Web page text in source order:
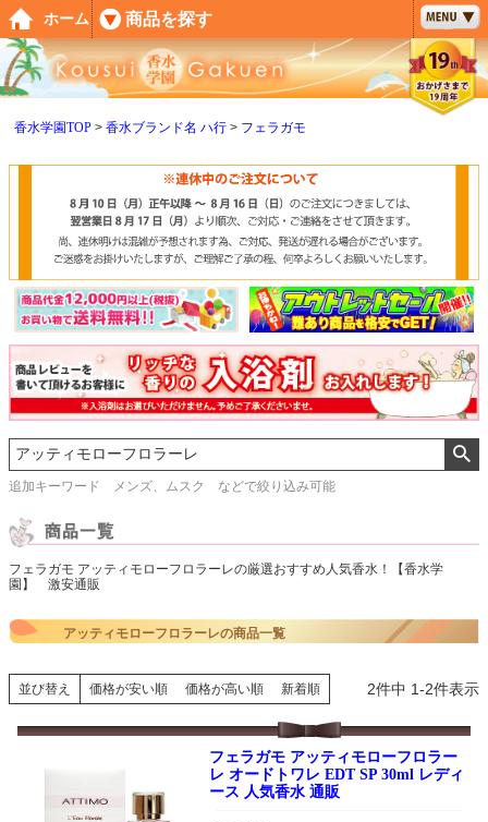
香水学園TOP 香水ブランド名 ハ行 フェラガモ
追加キーワード メンズ、ムスク などで絞り込み可能
フェラガモ アッティモローフロラーレの厳選おすすめ人気香水！【香水学
園】 激安通販
アッティモローフロラーレの商品一覧
並び替え 価格が安い順 価格が高い順 新着順 2件中 1-2件表示
フェラガモ アッティモローフロラー
レ オードトワレ EDT SP 30ml レディ
ース 人気香水 通販
ペー
ジト
ップ
へ
ホーム 商品を探す